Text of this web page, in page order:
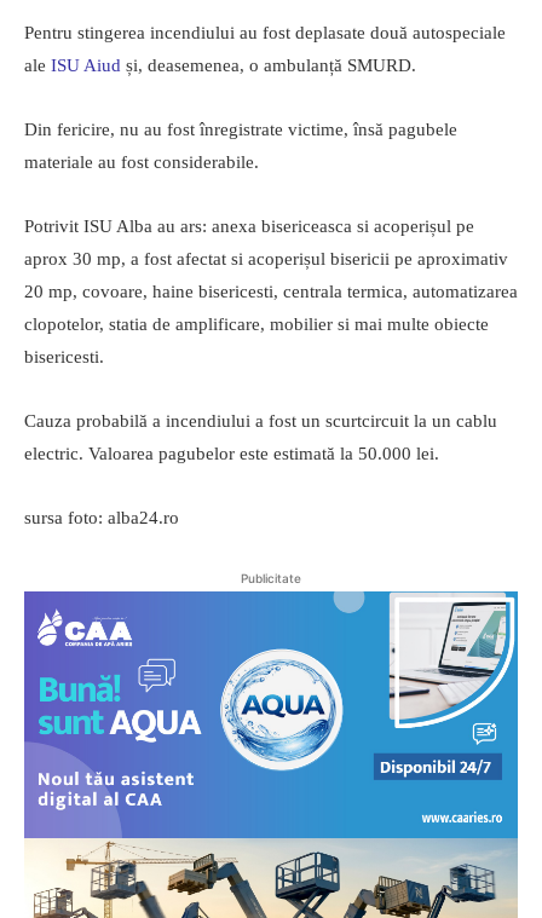
Pentru stingerea incendiului au fost deplasate două autospeciale
ale ISU Aiud și, deasemenea, o ambulanță SMURD.
Din fericire, nu au fost înregistrate victime, însă pagubele
materiale au fost considerabile.
Potrivit ISU Alba au ars: anexa bisericeasca si acoperișul pe
aprox 30 mp, a fost afectat si acoperișul bisericii pe aproximativ
20 mp, covoare, haine bisericesti, centrala termica, automatizarea
clopotelor, statia de amplificare, mobilier si mai multe obiecte
bisericesti.
Cauza probabilă a incendiului a fost un scurtcircuit la un cablu
electric. Valoarea pagubelor este estimată la 50.000 lei.
sursa foto: alba24.ro
Publicitate